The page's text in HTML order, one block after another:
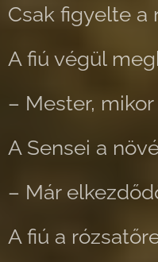
Csak figyelte a
A fiú végül
– Mester,
A Sensei a
– Már
A fiú a